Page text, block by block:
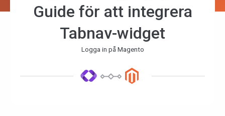
Guide för att integrera
Tabnav-widget
Logga in på Magento